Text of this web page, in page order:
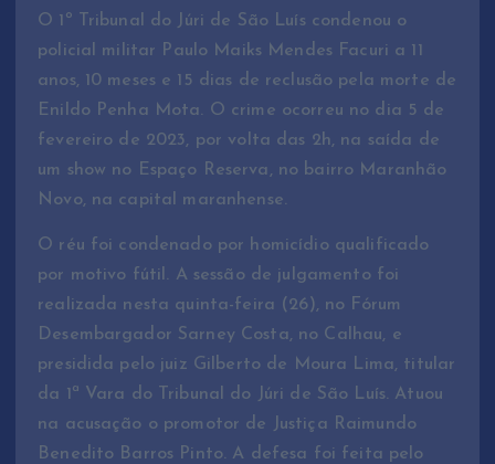
O 1º Tribunal do Júri de São Luís condenou o
policial militar Paulo Maiks Mendes Facuri a 11
anos, 10 meses e 15 dias de reclusão pela morte de
Enildo Penha Mota. O crime ocorreu no dia 5 de
fevereiro de 2023, por volta das 2h, na saída de
um show no Espaço Reserva, no bairro Maranhão
Novo, na capital maranhense.
O réu foi condenado por homicídio qualificado
por motivo fútil. A sessão de julgamento foi
realizada nesta quinta-feira (26), no Fórum
Desembargador Sarney Costa, no Calhau, e
presidida pelo juiz Gilberto de Moura Lima, titular
da 1ª Vara do Tribunal do Júri de São Luís. Atuou
na acusação o promotor de Justiça Raimundo
Benedito Barros Pinto. A defesa foi feita pelo